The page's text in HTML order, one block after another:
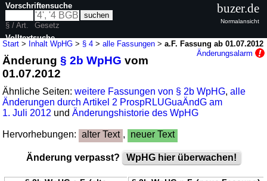
Start > Inhalt WpHG > § 4 >alle Fassungen >a.F. Fassung ab 01.07.2012
Änderungsalarm
Änderung§ 2b WpHG vom
01.07.2012
Ähnliche Seiten:weitere Fassungen von § 2b WpHG,alle
Änderungen durch Artikel 2 ProspRLUGuaÄndG am
1. Juli 2012 undÄnderungshistorie des WpHG
Hervorhebungen: alter Text , neuer Text
Änderung verpasst? WpHG hier überwachen!
Vorschriftensuche
§ / Art.
Gesetz
Volltextsuche
nur in WpHG
buzer.de
Normalansicht